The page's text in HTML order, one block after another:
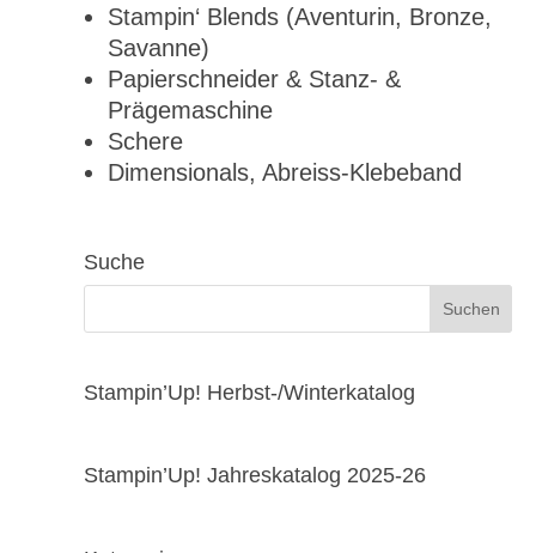
Stampin‘ Blends (Aventurin, Bronze,
Savanne)
Papierschneider & Stanz- &
Prägemaschine
Schere
Dimensionals, Abreiss-Klebeband
Suche
Stampin’Up! Herbst-/Winterkatalog
Stampin’Up! Jahreskatalog 2025-26